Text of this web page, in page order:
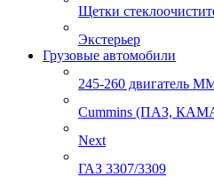
Щетки
Экстерьер
Грузовые автомобили
245-260 двигатель
Cummins (ПАЗ,
Next
ГАЗ 3307/3309